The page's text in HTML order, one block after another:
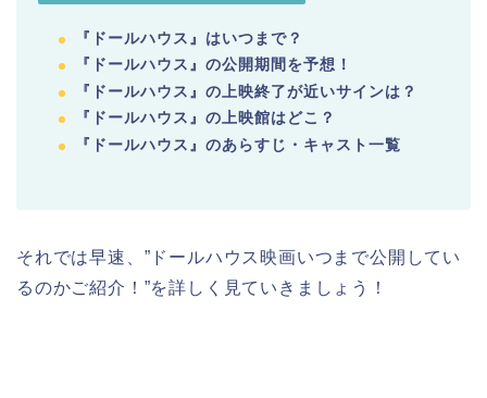
『ドールハウス』はいつまで？
『ドールハウス』の公開期間を予想！
『ドールハウス』の上映終了が近いサインは？
『ドールハウス』の上映館はどこ？
『ドールハウス』のあらすじ・ キャスト一覧
それでは早速、”ドールハウス映画いつまで公開してい
るのかご紹介！”を詳しく見ていきましょう！